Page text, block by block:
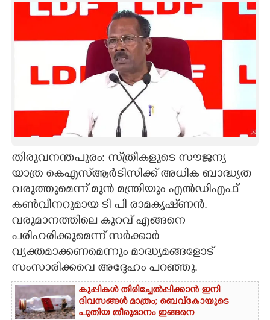
ART
CARTOONS
LITERATURE
ZOOM
തിരുവനന്തപുരം: സ്‌ത്രീകളുടെ സൗജന്യ
യാത്ര കെഎസ്‌ആർടിസിക്ക് അധിക ബാദ്ധ്യത
വരുത്തുമെന്ന് മുൻ മന്ത്രിയും എൽഡിഎഫ്
കൺവീനറുമായ ടി പി രാമകൃഷ്‌ണൻ.
വരുമാനത്തിലെ കുറവ് എങ്ങനെ
പരിഹരിക്കുമെന്ന് സർക്കാർ
വ്യക്തമാക്കണമെന്നും മാദ്ധ്യമങ്ങളോട്
സംസാരിക്കവെ അദ്ദേഹം പറഞ്ഞു.
കുപ്പികൾ തിരിച്ചേൽപ്പിക്കാൻ ഇനി
ദിവസങ്ങൾ മാത്രം; ബെവ്‌കോയുടെ
പുതിയ തീരുമാനം ഇങ്ങനെ